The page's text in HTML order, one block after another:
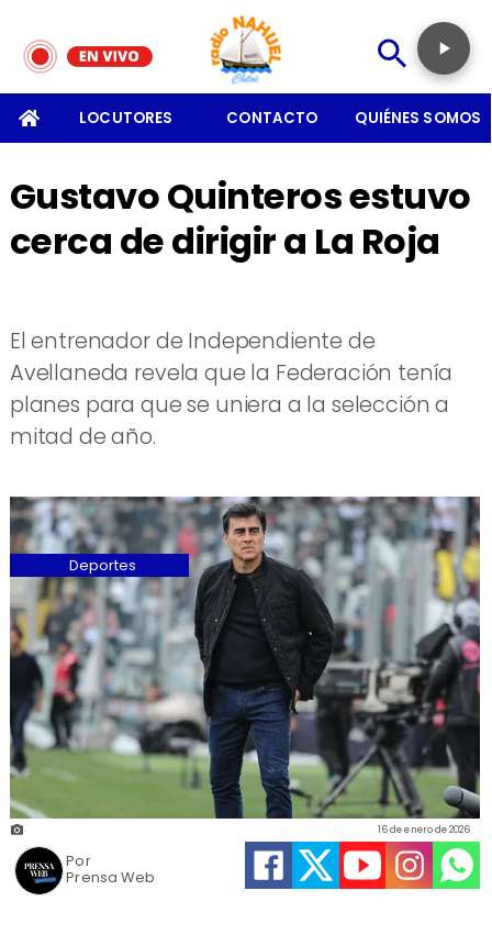
LOCUTORES CONTACTO QUIÉNES SOMOS
Gustavo Quinteros estuvo
cerca de dirigir a La Roja
El entrenador de Independiente de
Avellaneda revela que la Federación tenía
planes para que se uniera a la selección a
mitad de año.
Prensa Web
16 de enero de 2026
Deportes
Por